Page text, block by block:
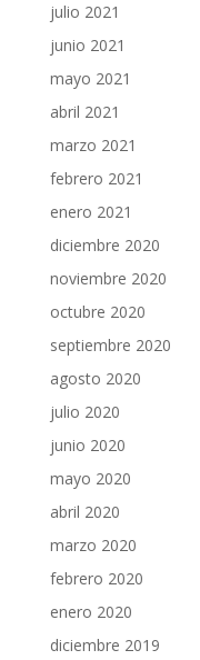
julio 2021
junio 2021
mayo 2021
abril 2021
marzo 2021
febrero 2021
enero 2021
diciembre 2020
noviembre 2020
octubre 2020
septiembre 2020
agosto 2020
julio 2020
junio 2020
mayo 2020
abril 2020
marzo 2020
febrero 2020
enero 2020
diciembre 2019